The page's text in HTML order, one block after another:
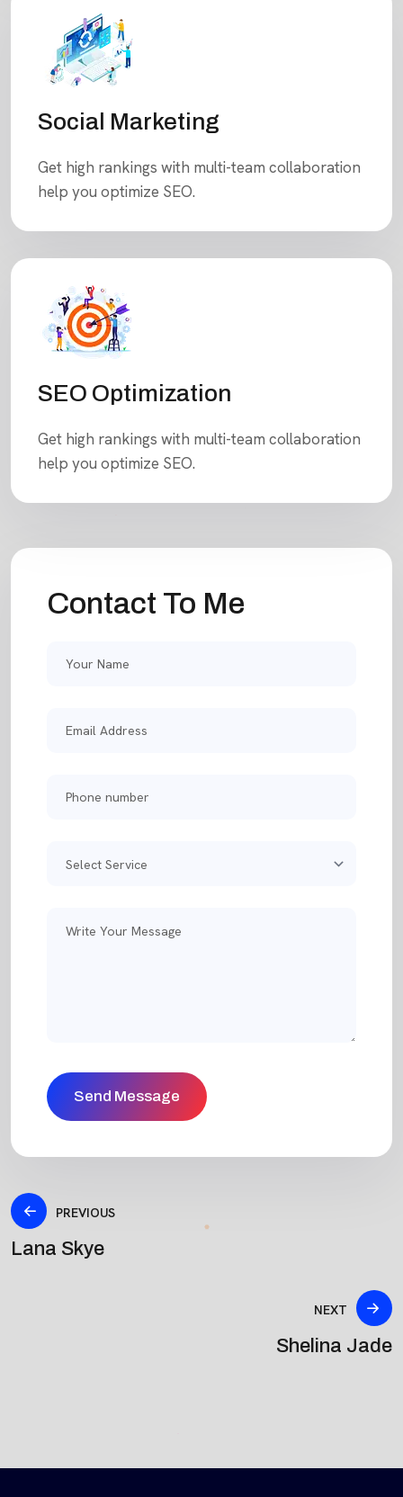
Social Marketing
Get high rankings with multi-team collaboration
help you optimize SEO.
SEO Optimization
Get high rankings with multi-team collaboration
help you optimize SEO.
Contact To Me
PREVIOUS
Lana Skye
NEXT
Shelina Jade